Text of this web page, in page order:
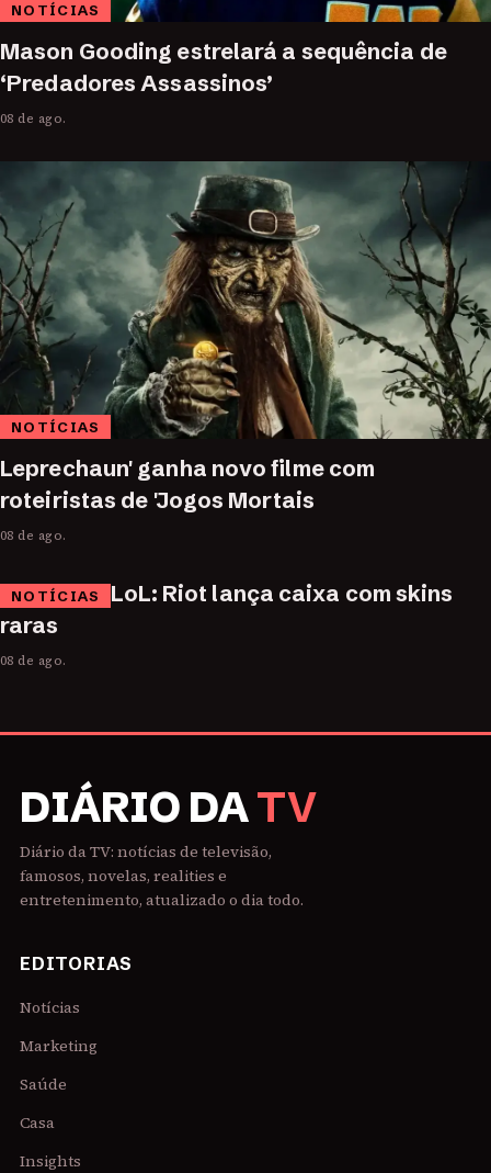
NOTÍCIAS
Mason Gooding estrelará a sequência de
‘Predadores Assassinos’
08 de ago.
NOTÍCIAS
Leprechaun' ganha novo filme com
roteiristas de 'Jogos Mortais
08 de ago.
NOTÍCIAS
LoL: Riot lança caixa com skins
raras
08 de ago.
DIÁRIO DATV
Diário da TV: notícias de televisão,
famosos, novelas, realities e
entretenimento, atualizado o dia todo.
EDITORIAS
Notícias
Marketing
Saúde
Casa
Insights